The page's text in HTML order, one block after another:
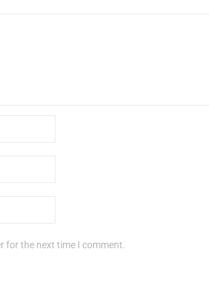
for the next time I comment.